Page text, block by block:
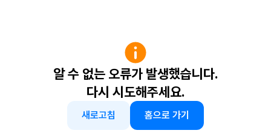
알 수 없는 오류가 발생했습니다.
다시 시도해주세요.
새로고침 홈으로 가기